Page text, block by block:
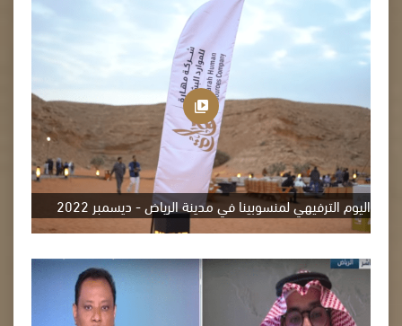
اليوم الترفيهي لمنسوبينا في مدينة الرياض - ديسمبر 2022